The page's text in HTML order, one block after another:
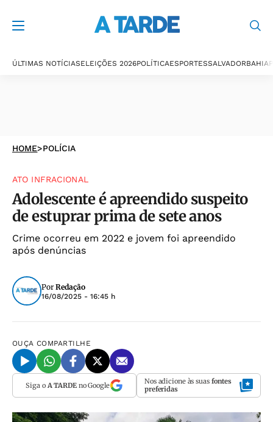
ÚLTIMAS NOTÍCIASELEIÇÕES 2026POLÍTICAESPORTESSALVADORBAHIA
HOME>POLÍCIA
ATO INFRACIONAL
Adolescente é apreendido suspeito
de estuprar prima de sete anos
Crime ocorreu em 2022 e jovem foi apreendido
após denúncias
Por Redação
16/08/2025 - 16:45 h
OUÇA COMPARTILHE
Siga o A TARDEno Google Nos adicione às suas fontes
preferidas